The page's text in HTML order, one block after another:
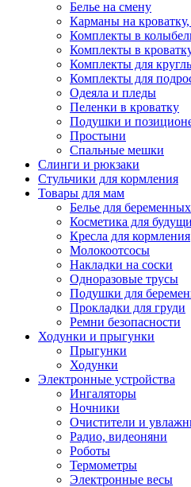
Белье на смену
Карманы на кроватку,
Комплекты в
Комплекты в
Комплекты для
Комплекты для
Одеяла и пледы
Пеленки в кроватку
Подушки и
Простыни
Спальные мешки
Слинги и рюкзаки
Стульчики для кормления
Товары для мам
Белье для
Косметика для
Кресла для кормления
Молокоотсосы
Накладки на соски
Одноразовые трусы
Подушки для
Прокладки для груди
Ремни безопасности
Ходунки и прыгунки
Прыгунки
Ходунки
Электронные устройства
Ингаляторы
Ночники
Очистители и
Радио, видеоняни
Роботы
Термометры
Электронные весы